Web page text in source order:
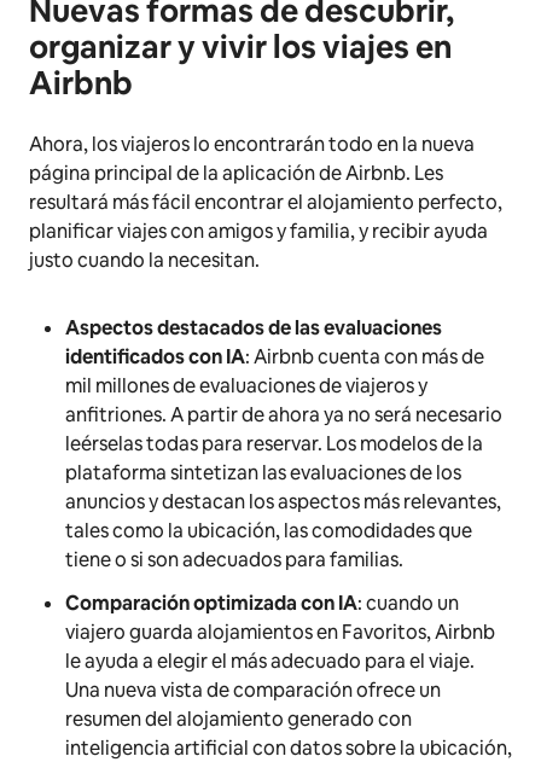
Nuevas formas de descubrir,
organizar y vivir los viajes en
Airbnb
Ahora, los viajeros lo encontrarán todo en la nueva
página principal de la aplicación de Airbnb. Les
resultará más fácil encontrar el alojamiento perfecto,
planificar viajes con amigos y familia, y recibir ayuda
justo cuando la necesitan.
Aspectos destacados de las evaluaciones
identificados con IA:Airbnb cuenta con más de
mil millones de evaluaciones de viajeros y
anfitriones. A partir de ahora ya no será necesario
leérselas todas para reservar. Los modelos de la
plataforma sintetizan las evaluaciones de los
anuncios y destacan los aspectos más relevantes,
tales como la ubicación, las comodidades que
tiene o si son adecuados para familias.
Comparación optimizada con IA:cuando un
viajero guarda alojamientos en Favoritos, Airbnb
le ayuda a elegir el más adecuado para el viaje.
Una nueva vista de comparación ofrece un
resumen del alojamiento generado con
inteligencia artificial con datos sobre la ubicación,